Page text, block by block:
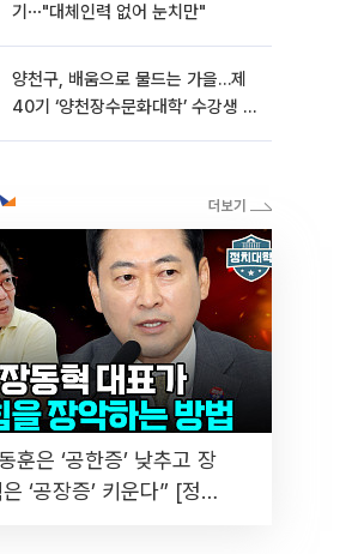
기⋯"대체인력 없어 눈치만"
양천구, 배움으로 물드는 가을…제
40기 ‘양천장수문화대학’ 수강생 모
훈은 ‘공한증’ 낮추고 장
‘공장증’ 키운다” [정치